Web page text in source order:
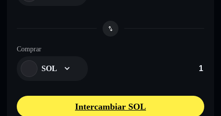
Comprar
SOL
Intercambiar SOL